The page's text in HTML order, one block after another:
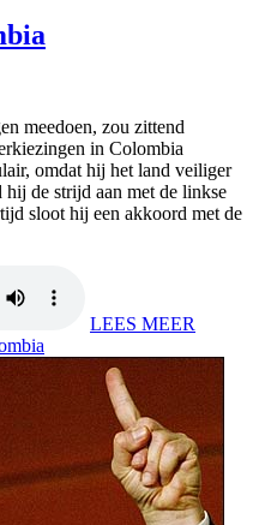
meedoen, zou zittend
in Colombia
omdat hij het land veiliger
de strijd aan met de linkse
sloot hij een akkoord met de
LEES MEER